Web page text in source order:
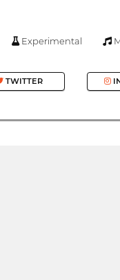
Experimental
TWITTER